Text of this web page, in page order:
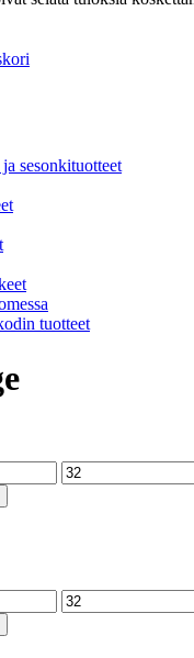
sesonkituotteet
tuotteet